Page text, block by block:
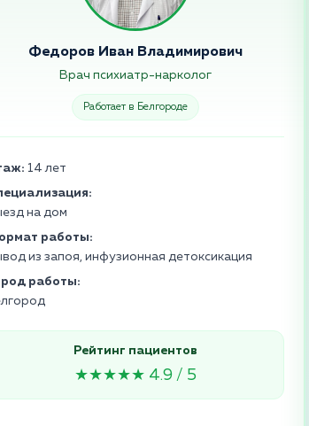
Федоров Иван Владимирович
Врач психиатр-нарколог
Работает в Белгороде
14 лет
на дом
работы:
из запоя, инфузионная детоксикация
работы:
Рейтинг пациентов
★★★★★ 4.9 / 5